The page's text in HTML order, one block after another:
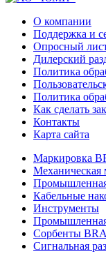
О компании
Поддержка и
Опросный лист
Дилерский
Политика
Политика
Как сделать
Контакты
Карта сайта
Маркировка
Механическая
Кабельные
Инструменты
Сорбенты
Сигнальная